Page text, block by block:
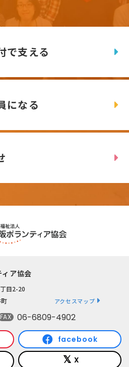
で支える
になる
ア協会
目2-20
アクセスマップ
FAX 06-6809-4902
facebook
X